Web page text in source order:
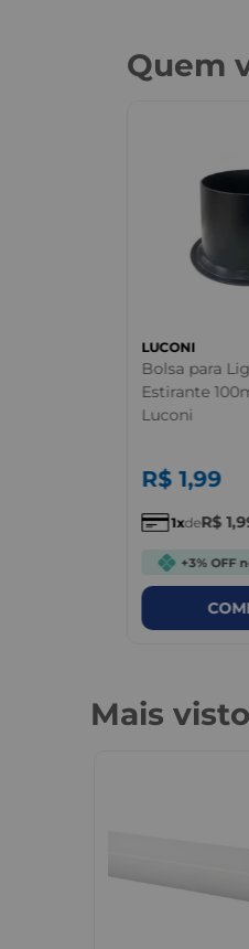
Quem
LUCONI
Bolsa para
Estirante
Luconi
R$ 1,99
1 deR$ 1,
+3% OFF
Mais